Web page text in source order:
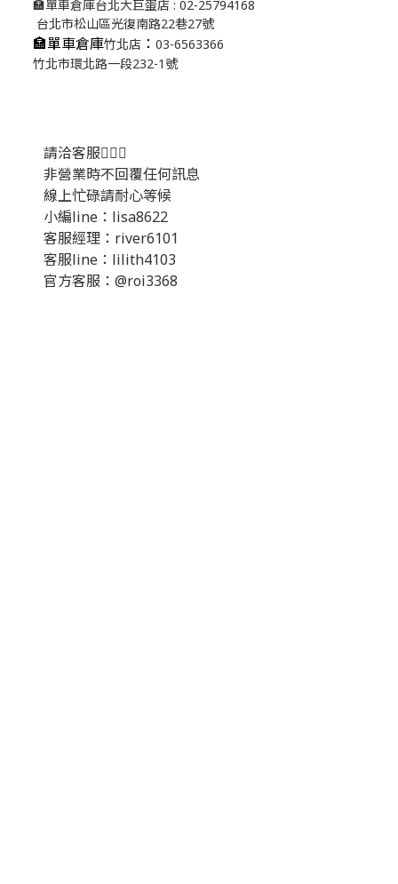
🏣單車倉庫台北大巨蛋店 : 02-25794168
台北市松山區光復南路22巷27號
🏣單車倉庫竹北店 ： 03-6563366
竹北市環北路一段232-1號
請洽客服💁🏻‍♂️
非營業時不回覆任何訊息
線上忙碌請耐心等候
小編line：lisa8622
客服經理：river6101
客服line：lilith4103
官方客服：@roi3368